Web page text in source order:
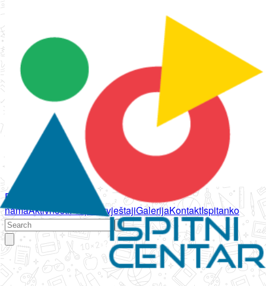
Početna
namaAktivnostiPropisi IzvještajiGalerijaKontaktIspitanko